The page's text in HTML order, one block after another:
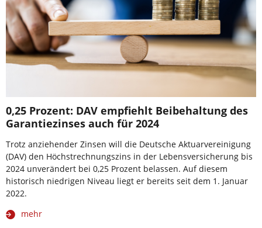
0,25 Prozent: DAV empfiehlt Beibehaltung des
Garantiezinses auch für 2024
­Trotz anziehender Zinsen will die Deutsche Aktuarvereinigung
(DAV) den Höchstrechnungs­zins in der Lebensversicherung bis
2024 unverändert bei 0,25 Prozent belassen. Auf diesem
historisch niedrigen Niveau liegt er bereits seit dem 1. Januar
2022.
mehr